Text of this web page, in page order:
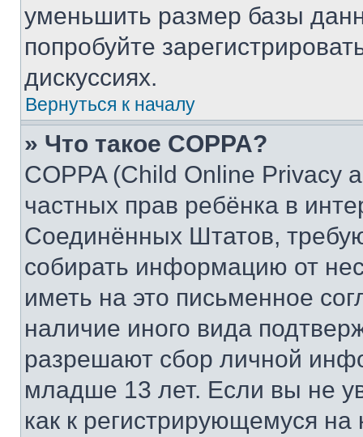
уменьшить размер базы
попробуйте
дискуссиях.
Вернуться к началу
» Что такое COPPA?
COPPA (Child Online Privacy
частных прав ребёнка в
Соединённых Штатов,
собирать информацию от
иметь на это письменное
наличие иного вида
разрешают сбор личной
младше 13 лет. Если вы не
как к регистрирующемуся